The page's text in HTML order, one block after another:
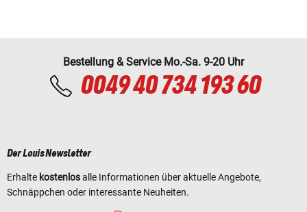
Bestellung & Service Mo.-Sa. 9-20 Uhr
0049 40 734 193 60
Der Louis Newsletter
Erhalte kostenlosalle Informationen über aktuelle Angebote,
Schnäppchen oder interessante Neuheiten.